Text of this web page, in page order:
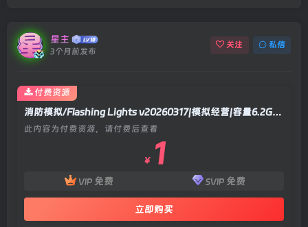
星主
3个月前发布
关注 私信
消防模拟/Flashing Lights v20260317|模拟经营|容量6.2GB|官方中文版
此内容为付费资源，请付费后查看
￥ 1
VIP 免费 SVIP 免费
立即购买
付费资源